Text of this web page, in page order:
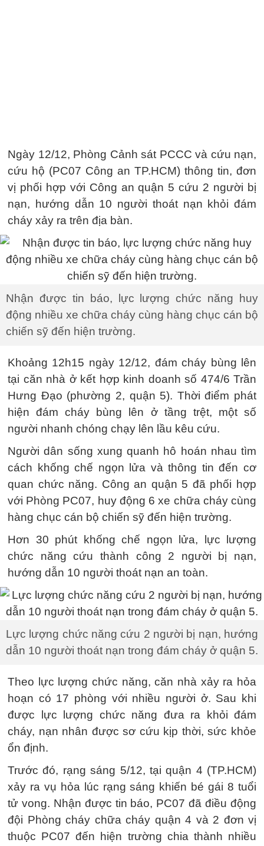
Ngày 12/12, Phòng Cảnh sát PCCC và cứu nạn,
cứu hộ (PC07 Công an TP.HCM) thông tin, đơn
vị phối hợp với Công an quận 5 cứu 2 người bị
nạn, hướng dẫn 10 người thoát nạn khỏi đám
cháy xảy ra trên địa bàn.
Nhận được tin báo, lực lượng chức năng huy
động nhiều xe chữa cháy cùng hàng chục cán bộ
chiến sỹ đến hiện trường.
Khoảng 12h15 ngày 12/12, đám cháy bùng lên
tại căn nhà ở kết hợp kinh doanh số 474/6 Trần
Hưng Đạo (phường 2, quận 5). Thời điểm phát
hiện đám cháy bùng lên ở tầng trệt, một số
người nhanh chóng chạy lên lầu kêu cứu.
Người dân sống xung quanh hô hoán nhau tìm
cách khống chế ngọn lửa và thông tin đến cơ
quan chức năng. Công an quận 5 đã phối hợp
với Phòng PC07, huy động 6 xe chữa cháy cùng
hàng chục cán bộ chiến sỹ đến hiện trường.
Hơn 30 phút khống chế ngọn lửa, lực lượng
chức năng cứu thành công 2 người bị nạn,
hướng dẫn 10 người thoát nạn an toàn.
Lực lượng chức năng cứu 2 người bị nạn, hướng
dẫn 10 người thoát nạn trong đám cháy ở quận 5.
Theo lực lượng chức năng, căn nhà xảy ra hỏa
hoạn có 17 phòng với nhiều người ở. Sau khi
được lực lượng chức năng đưa ra khỏi đám
cháy, nạn nhân được sơ cứu kịp thời, sức khỏe
ổn định.
Trước đó, rạng sáng 5/12, tại quận 4 (TP.HCM)
xảy ra vụ hỏa lúc rạng sáng khiến bé gái 8 tuổi
tử vong. Nhận được tin báo, PC07 đã điều động
đội Phòng cháy chữa cháy quận 4 và 2 đơn vị
thuộc PC07 đến hiện trường chia thành nhiều